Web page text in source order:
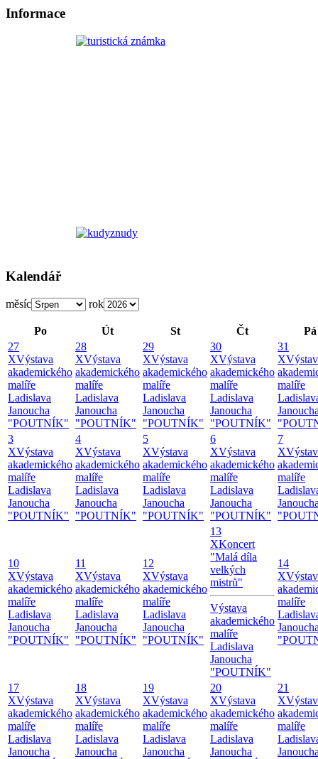
Informace
Kalendář
měsíc rok
Po Út St Čt
Pá
27
XVýstava
akademického
malíře
Ladislava
Janoucha
"POUTNÍK"
28
XVýstava
akademického
malíře
Ladislava
Janoucha
"POUTNÍK"
29
XVýstava
akademického
malíře
Ladislava
Janoucha
"POUTNÍK"
30
XVýstava
akademického
malíře
Ladislava
Janoucha
"POUTNÍK"
31
X
malíře
3
XVýstava
akademického
malíře
Ladislava
Janoucha
"POUTNÍK"
4
XVýstava
akademického
malíře
Ladislava
Janoucha
"POUTNÍK"
5
XVýstava
akademického
malíře
Ladislava
Janoucha
"POUTNÍK"
6
XVýstava
akademického
malíře
Ladislava
Janoucha
"POUTNÍK"
7
X
malíře
10
XVýstava
akademického
malíře
Ladislava
Janoucha
"POUTNÍK"
11
XVýstava
akademického
malíře
Ladislava
Janoucha
"POUTNÍK"
12
XVýstava
akademického
malíře
Ladislava
Janoucha
"POUTNÍK"
13
XKoncert
"Malá díla
velkých
mistrů"
Výstava
akademického
malíře
Ladislava
Janoucha
"POUTNÍK"
14
X
malíře
17
XVýstava
akademického
malíře
Ladislava
Janoucha
18
XVýstava
akademického
malíře
Ladislava
Janoucha
19
XVýstava
akademického
malíře
Ladislava
Janoucha
20
XVýstava
akademického
malíře
Ladislava
Janoucha
21
X
malíře